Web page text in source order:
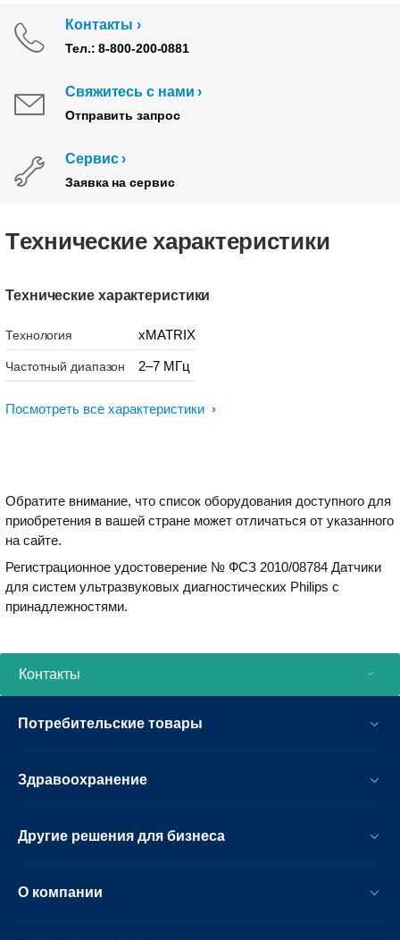
Контакты
Тел.: 8-800-200-0881
Свяжитесь с нами
Отправить запрос
Сервис
Заявка на сервис
Tехнические характеристики
Технические характеристики
Технология xMATRIX
Частотный диапазон 2–7 МГц
Посмотреть все характеристики
Обратите внимание, что список оборудования доступного для
приобретения в вашей стране может отличаться от указанного
на сайте.
Регистрационное удостоверение № ФСЗ 2010/08784 Датчики
для систем ультразвуковых диагностических Philips с
принадлежностями.
Контакты
Потребительские товары
Здравоохранение
Другие решения для бизнеса
О компании